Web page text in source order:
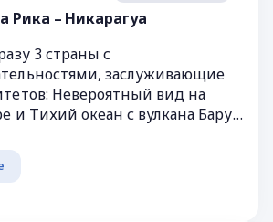
Рика – Никарагуа
3 страны с
заслуживающие
Невероятный вид на
и Тихий океан с вулкана Бару.